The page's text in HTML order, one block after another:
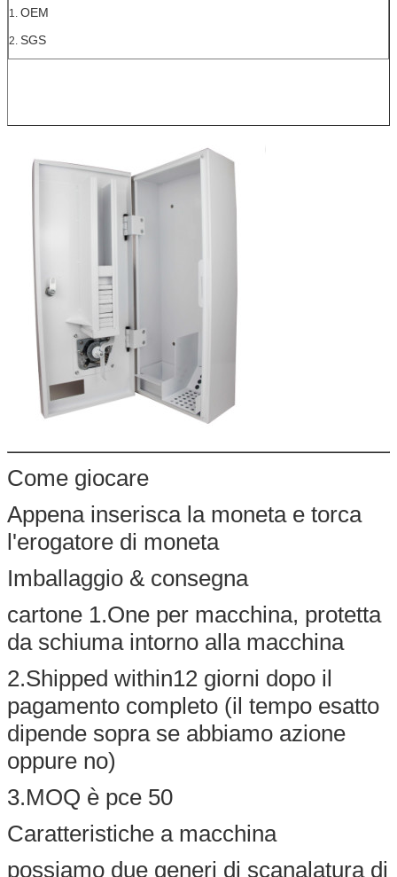
1. OEM
2. SGS
Come giocare
Appena inserisca la moneta e torca
l'erogatore di moneta
Imballaggio & consegna
cartone 1.One per macchina, protetta
da schiuma intorno alla macchina
2.Shipped within12 giorni dopo il
pagamento completo (il tempo esatto
dipende sopra se abbiamo azione
oppure no)
3.MOQ è pce 50
Caratteristiche a macchina
possiamo due generi di scanalatura di